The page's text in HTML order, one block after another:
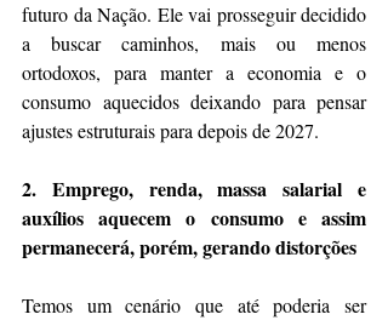
futuro da Nação. Ele vai prosseguir decidido
a buscar caminhos, mais ou menos
ortodoxos, para manter a economia e o
consumo aquecidos deixando para pensar
ajustes estruturais para depois de 2027.
2. Emprego, renda, massa salarial e
auxílios aquecem o consumo e assim
permanecerá, porém, gerando distorções
Temos um cenário que até poderia ser